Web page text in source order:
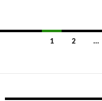
Inläggsnavigering
1 2 …